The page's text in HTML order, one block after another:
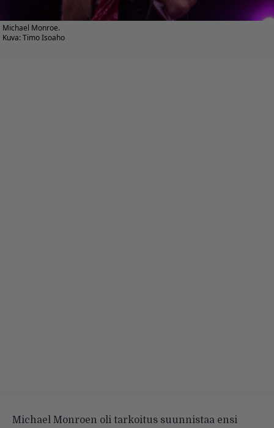
Michael Monroe.
Kuva: Timo Isoaho
Michael Monroen oli tarkoitus suunnistaa ensi